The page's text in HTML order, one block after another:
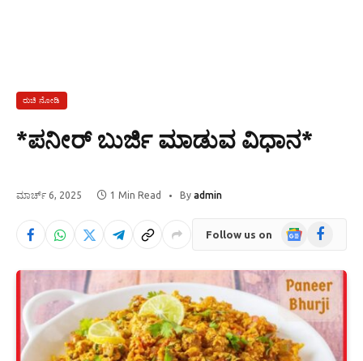
ರುಚಿ ನೋಡಿ
*ಪನೀರ್ ಬುರ್ಜಿ ಮಾಡುವ ವಿಧಾನ*
ಮಾರ್ಚ್ 6, 2025 1 Min Read By admin
Follow us on
GoogleFacebook